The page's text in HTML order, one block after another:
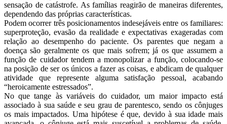
sensação de catástrofe. As famílias reagirão de maneiras diferentes,
dependendo das próprias características.
Podem ocorrer três posicionamentos indesejáveis entre os familiares:
superproteção, evasão da realidade e expectativas exageradas com
relação ao desempenho do paciente. Os parentes que negam a
doença são geralmente os que mais sofrem; já os que assumem a
função de cuidador tendem a monopolizar a função, colocando-se
na posição de ser os únicos a fazer as coisas, e abdicam de qualquer
atividade que represente alguma satisfação pessoal, acabando
“heroicamente estressados”.
No que tange às variáveis do cuidador, um maior impacto está
associado à sua saúde e seu grau de parentesco, sendo os cônjuges
os mais impactados. Uma hipótese é que, devido à sua idade mais